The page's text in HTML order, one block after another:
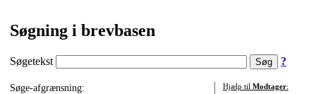
Søgning i brevbasen
Søgetekst ?
Søge-afgrænsning:
Hjælp til Modtager: